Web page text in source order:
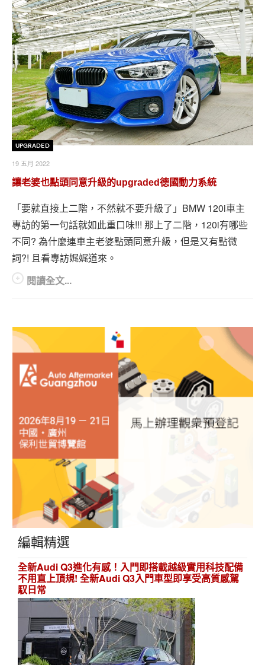
upgraded
19 五月 2022
讓老婆也點頭同意升級的upgraded德國動力系統
「要就直接上二階，不然就不要升級了」BMW 120i車主
專訪的第一句話就如此重口味!!! 那上了二階，120i有哪些
不同? 為什麼連車主老婆點頭同意升級，但是又有點微
詞?! 且看專訪娓娓道來。
閱讀全文...
編輯精選
全新Audi Q3進化有感！入門即搭載越級實用科技配備
不用直上頂規! 全新Audi Q3入門車型即享受高質感駕
馭日常